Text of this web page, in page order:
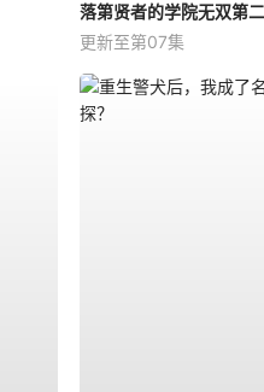
更新至第07集